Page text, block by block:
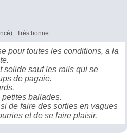
: Très bonne
pour toutes les conditions, a la
solide sauf les rails qui se
de pagaie.
ballades.
de faire des sorties en vagues
et de se faire plaisir.